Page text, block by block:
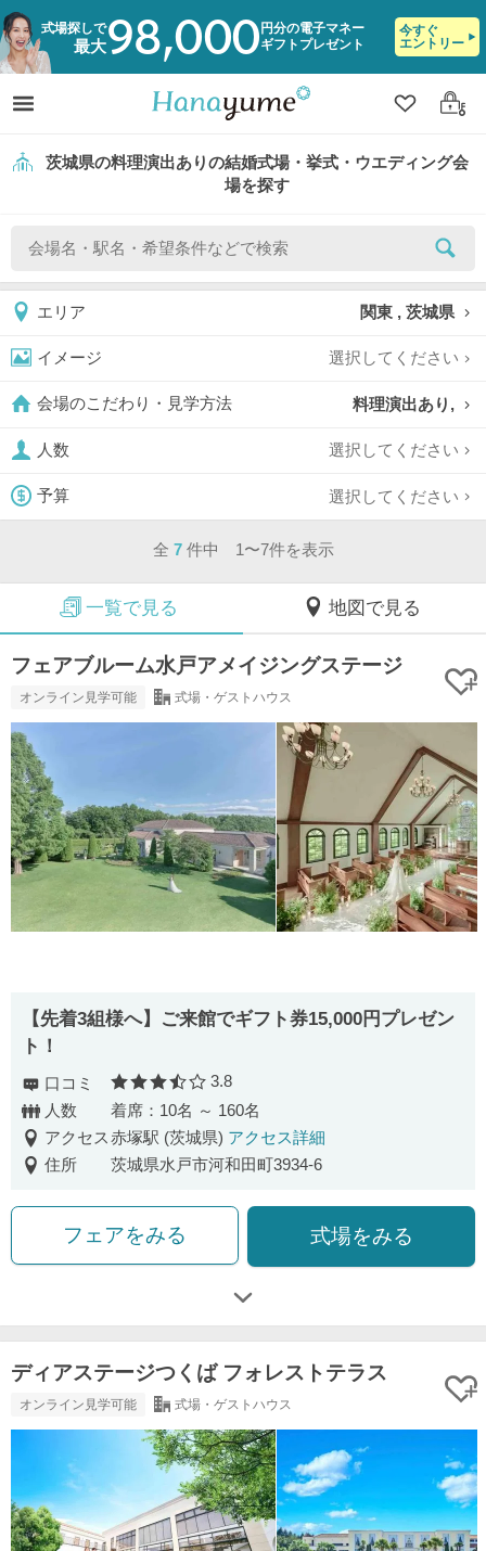
式場探しで
最大98,000 円分の電子マネー
ギフトプレゼント
今すぐ
エントリー
クリップ
ログ
茨城県の料理演出ありの結婚式場・挙式・ウエディング会
場を探す
エリア 関東 , 茨城県
イメージ 選択してください
会場のこだわり・見学方法 料理演出あり,
人数 選択してください
予算 選択してください
全 7 件中 1〜7件を表示
一覧で見る 地図で見る
フェアブルーム水戸アメイジングステージ
オンライン見学可能 式場・ゲストハウス
【先着3組様へ】ご来館でギフト券15,000円プレゼン
ト！
口コミ 口コミ評価
3.8
人数
着席：10名 ～ 160名
アクセス赤塚駅 (茨城県) アクセス詳細
住所
茨城県水戸市河和田町3934-6
フェアをみる 式場をみる
ディアステージつくば フォレストテラス
オンライン見学可能 式場・ゲストハウス